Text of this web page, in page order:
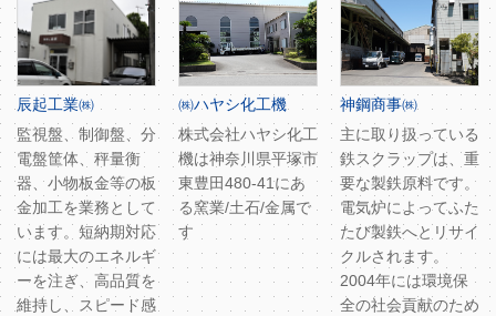
辰起工業㈱
監視盤、制御盤、分
電盤筐体、秤量衡
器、小物板金等の板
金加工を業務として
います。短納期対応
には最大のエネルギ
ーを注ぎ、高品質を
維持し、スピード感
㈱ハヤシ化工機
株式会社ハヤシ化工
機は神奈川県平塚市
東豊田480-41にあ
る窯業/土石/金属で
す
神鋼商事㈱
主に取り扱っている
鉄スクラップは、重
要な製鉄原料です。
電気炉によってふた
たび製鉄へとリサイ
クルされます。
2004年には環境保
全の社会貢献のため